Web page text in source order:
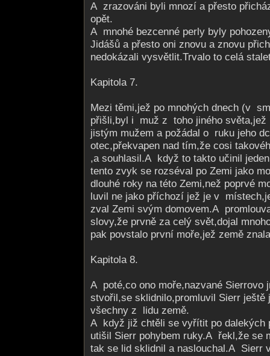
A zrazováni byli mnozí a přesto
opět.
A mnohé bezcenné perly byly
Jidášů a přesto oni znovu a znovu
nedokázali vysvětlit.Trvalo to celá
Kapitola 7.
Mezi těmi,jež po mnohých dnech (v
přišli,byl i muž z toho jiného světa,jež
jistým mužem a požádal o ruku jeho
otec,překvapen nad tím,že cosi
,a souhlasil.A když to takto učinil
tento zvyk se rozséval po Zemi jako
dlouhé roky na této Zemi,než poprvé
luvil ne jako příchozí jež je v
zval Zemi svým domovem.A
slovy,že prvně za celý svět,dojal
pak povstalo první moře,jež země
Kapitola 8.
A poté,co ono moře,nazvané Sierrovo
stvořil,se sklidnilo,promluvil Sierr
všechny z lidu země.
A když již chtěli se vyřítit po dalekých
utišil Sierr pohybem ruky.A řekl,že se
tak se lid sklidnil a naslouchal.A Sierr